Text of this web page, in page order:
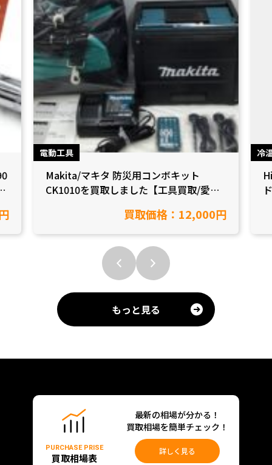
電動工具
Makita/マキタ 防災用コンボキット
CK1010を買取しました【工具買取/愛知
買取価格：12,000円
冷
もっと見る
PURCHASE PRISE
買取相場表
最新の相場が分かる！
買取相場を簡単チェック！
詳しく見る